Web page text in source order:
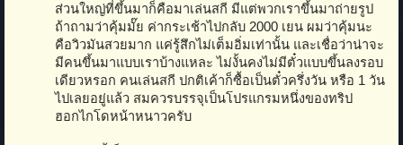
ส่วนใหญ่ที่ขึ้นมาก็คือมาเล่นสกี มีแต่พวกเราขึ้นมาถ่ายรูป
ถ้าถามว่าคุ้มมั๊ย ค่ากระเช้าไปกลับ 2000 เยน ผมว่าคุ้มนะ
คือวิวมันสวยมาก แค่รู้สึกไม่เต็มอิ่มเท่านั้น และเชื่อว่าน่าจะ
มีคนขึ้นมาแบบเราบ้างแหละ ไม่งั้นคงไม่มีตั๋วแบบขึ้นลงรอบ
เดียวหรอก คนเล่นสกี ปกติเค้าก็ซื้อเป็นตั๋วครึ่งวัน หรือ 1 วัน
ไปเลยอยู่แล้ว สมควรบรรจุเป็นโปรแกรมหนึ่งของทริป
ฮอกไกโดหน้าหนาวครับ